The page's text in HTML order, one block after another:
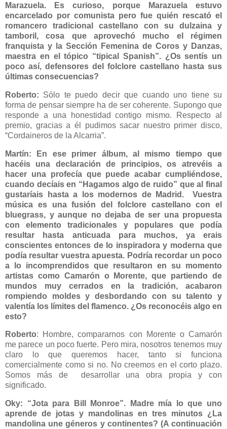
Marazuela. Es curioso, porque Marazuela estuvo
encarcelado por comunista pero fue quién rescató el
romancero tradicional castellano con su dulzaina y
tamboril, cosa que aprovechó mucho el régimen
franquista y la Sección Femenina de Coros y Danzas,
maestra en el tópico “tipical Spanish”. ¿Os sentís un
poco así, defensores del folclore castellano hasta sus
últimas consecuencias?
Roberto: Sólo te puedo decir que cuando uno tiene su
forma de pensar siempre ha de ser coherente. Supongo que
responde a una honestidad contigo mismo. Respecto al
premio, gracias a él pudimos sacar nuestro primer disco,
“Cordaineros de la Alcarria”.
Martín: En ese primer álbum, al mismo tiempo que
hacéis una declaración de principios, os atrevéis a
hacer una profecía que puede acabar cumpliéndose,
cuando decíais en “Hagamos algo de ruido” que al final
gustaríais hasta a los modernos de Madrid. Vuestra
música es una fusión del folclore castellano con el
bluegrass, y aunque no dejaba de ser una propuesta
con elemento tradicionales y populares que podía
resultar hasta anticuada para muchos, ya erais
conscientes entonces de lo inspiradora y moderna que
podía resultar vuestra apuesta. Podría recordar un poco
a lo incomprendidos que resultaron en su momento
artistas como Camarón o Morente, que partiendo de
mundos muy cerrados en la tradición, acabaron
rompiendo moldes y desbordando con su talento y
valentía los límites del flamenco. ¿Os reconocéis algo en
esto?
Roberto: Hombre, compararnos con Morente o Camarón
me parece un poco fuerte. Pero mira, nosotros tenemos muy
claro lo que queremos hacer, tanto si funciona
comercialmente como si no. No creemos en el corto plazo.
Somos más de desarrollar una obra propia y con
significado.
Oky: “Jota para Bill Monroe”. Madre mía lo que uno
aprende de jotas y mandolinas en tres minutos ¿La
mandolina une géneros y continentes? (A continuación